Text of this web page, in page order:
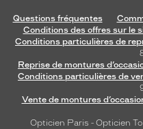
Questions fréquentes
Conditions des offres sur le
Conditions particulières de
Reprise de montures
Conditions particulières de
Vente de montures
Opticien Paris - Opticien